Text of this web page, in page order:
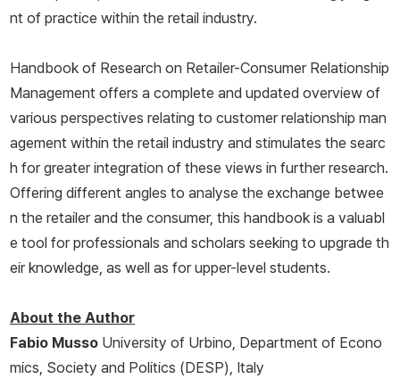
nt of practice within the retail industry.
Handbook of Research on Retailer-Consumer Relationship
Management offers a complete and updated overview of
various perspectives relating to customer relationship man
agement within the retail industry and stimulates the searc
h for greater integration of these views in further research.
Offering different angles to analyse the exchange betwee
n the retailer and the consumer, this handbook is a valuabl
e tool for professionals and scholars seeking to upgrade th
eir knowledge, as well as for upper-level students.
About the Author
Fabio Musso University of Urbino, Department of Econo
mics, Society and Politics (DESP), Italy